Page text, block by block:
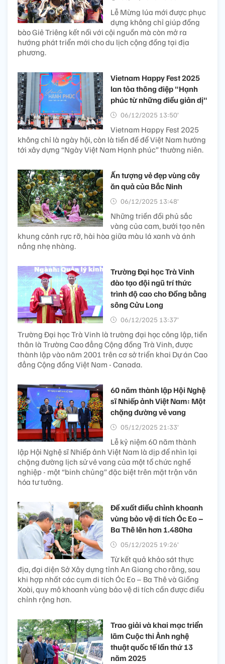
Lễ Mừng lúa mới được phục
dựng không chỉ giúp đồng
bào Giẻ Triêng kết nối với cội nguồn mà còn mở ra
hướng phát triển mới cho du lịch cộng đồng tại địa
phương.
Vietnam Happy Fest 2025
lan tỏa thông điệp "Hạnh
phúc từ những điều giản dị"
06/12/2025 13:50’
Vietnam Happy Fest 2025
không chỉ là ngày hội, còn là tiền đề để Việt Nam hướng
tới xây dựng “Ngày Việt Nam Hạnh phúc” thường niên.
Ấn tượng vẻ đẹp vùng cây
ăn quả của Bắc Ninh
06/12/2025 13:48’
Những triền đồi phủ sắc
vàng của cam, bưởi tạo nên
khung cảnh rực rỡ, hài hòa giữa màu lá xanh và ánh
nắng nhẹ nhàng.
Trường Đại học Trà Vinh
đào tạo đội ngũ trí thức
trình độ cao cho Đồng bằng
sông Cửu Long
06/12/2025 13:37’
Trường Đại học Trà Vinh là trường đại học công lập, tiền
thân là Trường Cao đẳng Cộng đồng Trà Vinh, được
thành lập vào năm 2001 trên cơ sở triển khai Dự án Cao
đẳng Cộng đồng Việt Nam - Canada.
60 năm thành lập Hội Nghệ
sĩ Nhiếp ảnh Việt Nam: Một
chặng đường vẻ vang
05/12/2025 21:33’
Lễ kỷ niệm 60 năm thành
lập Hội Nghệ sĩ Nhiếp ảnh Việt Nam là dịp để nhìn lại
chặng đường lịch sử vẻ vang của một tổ chức nghề
nghiệp - một “binh chủng” đặc biệt trên mặt trận văn
hóa tư tưởng.
Đề xuất điều chỉnh khoanh
vùng bảo vệ di tích Óc Eo –
Ba Thê lên hơn 1.480ha
05/12/2025 19:26’
Từ kết quả khảo sát thực
địa, đại diện Sở Xây dựng tỉnh An Giang cho rằng, sau
khi hợp nhất các cụm di tích Óc Eo – Ba Thê và Giồng
Xoài, quy mô khoanh vùng bảo vệ di tích cần được điều
chỉnh rộng hơn.
Trao giải và khai mạc triển
lãm Cuộc thi Ảnh nghệ
thuật quốc tế lần thứ 13
năm 2025